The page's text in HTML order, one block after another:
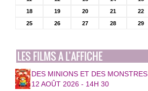
18
19 20 21 22
25
26 27 28 29
LES FILMS A L’AFFICHE
DES MINIONS ET DES MONSTRES
12 AOÛT 2026 - 14H 30